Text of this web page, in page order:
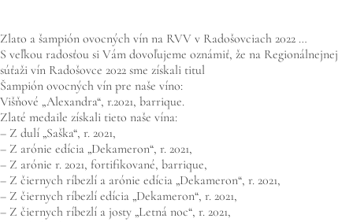
Zlato a šampión ovocných vín na RVV v Radošovciach 2022 …
S veľkou radosťou si Vám dovoľujeme oznámiť, že na Regionálnejnej
súťaži vín Radošovce 2022 sme získali titul
Šampión ovocných vín pre naše víno:
Višňové „Alexandra“, r.2021, barrique.
Zlaté medaile získali tieto naše vína:
– Z dulí „Saška“, r. 2021,
– Z arónie edícia „Dekameron“, r. 2021,
– Z arónie r. 2021, fortifikované, barrique,
– Z čiernych ríbezlí a arónie edícia „Dekameron“, r. 2021,
– Z čiernych ríbezlí edícia „Dekameron“, r. 2021,
– Z čiernych ríbezlí a josty „Letná noc“, r. 2021,